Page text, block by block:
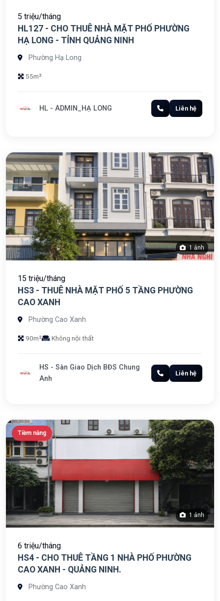
5 triệu/tháng
HL127 - CHO THUÊ NHÀ MẶT PHỐ PHƯỜNG
HẠ LONG - TỈNH QUẢNG NINH
Phường Hạ Long
55m²
HL - ADMIN_HẠ LONG Liên hệ
1 ảnh
15 triệu/tháng
HS3 - THUÊ NHÀ MẶT PHỐ 5 TẦNG PHƯỜNG
CAO XANH
Phường Cao Xanh
90m² Không nội thất
HS - Sàn Giao Dịch BĐS Chung
Anh
Liên hệ
Tiềm năng
1 ảnh
6 triệu/tháng
HS4 - CHO THUÊ TẦNG 1 NHÀ PHỐ PHƯỜNG
CAO XANH - QUẢNG NINH.
Phường Cao Xanh